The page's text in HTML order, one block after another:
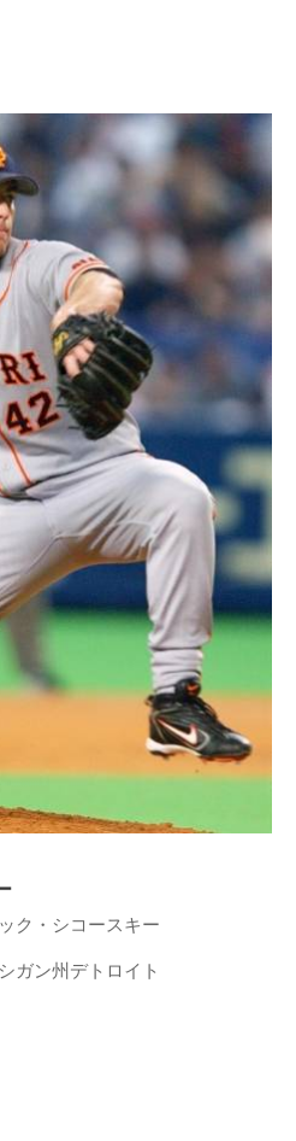
ク・シコースキー
ガン州デトロイト